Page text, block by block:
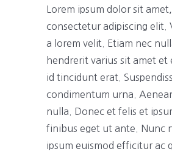
Lorem ipsum dolor sit amet,
consectetur adipiscing elit.
a lorem velit. Etiam nec
hendrerit varius sit amet et
id tincidunt erat.
condimentum urna.
nulla. Donec et felis et
finibus eget ut ante. Nunc
ipsum euismod efficitur ac